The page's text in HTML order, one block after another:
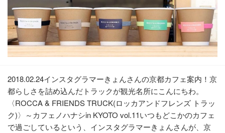
2018.02.24インスタグラマーきょんさんの京都カフェ案内！京
都らしさを詰め込んだトラックが観光名所にこんにちわ。
〈ROCCA & FRIENDS TRUCK(ロッカアンドフレンズ トラッ
ク)〉～カフェノハナシin KYOTO vol.11いつもどこかのカフェ
で過ごしているという、インスタグラマーきょんさんが、京